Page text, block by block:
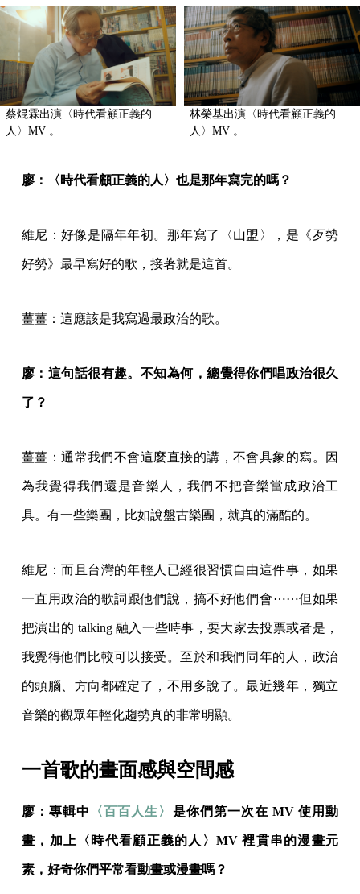
蔡焜霖出演〈時代看顧正義的
人〉MV 。
林榮基出演〈時代看顧正義的
人〉MV 。
廖：〈時代看顧正義的人〉也是那年寫完的嗎？
維尼：好像是隔年年初。那年寫了〈山盟〉，是《歹勢
好勢》最早寫好的歌，接著就是這首。
薑薑：這應該是我寫過最政治的歌。
廖：這句話很有趣。不知為何，總覺得你們唱政治很久
了？
薑薑：通常我們不會這麼直接的講，不會具象的寫。因
為我覺得我們還是音樂人，我們不把音樂當成政治工
具。有一些樂團，比如說盤古樂團，就真的滿酷的。
維尼：而且台灣的年輕人已經很習慣自由這件事，如果
一直用政治的歌詞跟他們說，搞不好他們會⋯⋯但如果
把演出的 talking 融入一些時事，要大家去投票或者是，
我覺得他們比較可以接受。至於和我們同年的人，政治
的頭腦、方向都確定了，不用多說了。最近幾年，獨立
音樂的觀眾年輕化趨勢真的非常明顯。
一首歌的畫面感與空間感
廖：專輯中 〈百百人生〉 是你們第一次在 MV 使用動
畫，加上〈時代看顧正義的人〉MV 裡貫串的漫畫元
素，好奇你們平常看動畫或漫畫嗎？